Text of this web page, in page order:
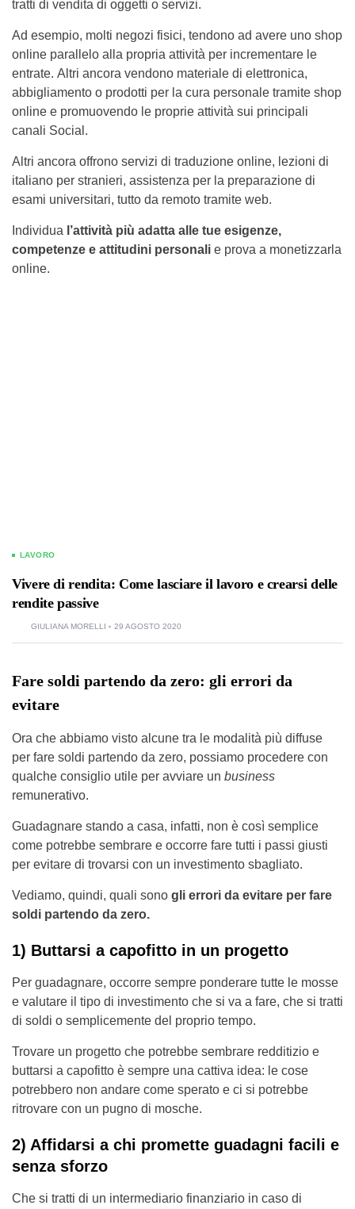
tratti di vendita di oggetti o servizi.
Ad esempio, molti negozi fisici, tendono ad avere uno shop
online parallelo alla propria attività per incrementare le
entrate. Altri ancora vendono materiale di elettronica,
abbigliamento o prodotti per la cura personale tramite shop
online e promuovendo le proprie attività sui principali
canali Social.
Altri ancora offrono servizi di traduzione online, lezioni di
italiano per stranieri, assistenza per la preparazione di
esami universitari, tutto da remoto tramite web.
Individua l’attività più adatta alle tue esigenze,
competenze e attitudini personali e prova a monetizzarla
online.
LAVORO
Vivere di rendita: Come lasciare il lavoro e crearsi delle
rendite passive
GIULIANA MORELLI 29 AGOSTO 2020
Fare soldi partendo da zero: gli errori da
evitare
Ora che abbiamo visto alcune tra le modalità più diffuse
per fare soldi partendo da zero, possiamo procedere con
qualche consiglio utile per avviare un business
remunerativo.
Guadagnare stando a casa, infatti, non è così semplice
come potrebbe sembrare e occorre fare tutti i passi giusti
per evitare di trovarsi con un investimento sbagliato.
Vediamo, quindi, quali sono gli errori da evitare per fare
soldi partendo da zero.
1) Buttarsi a capofitto in un progetto
Per guadagnare, occorre sempre ponderare tutte le mosse
e valutare il tipo di investimento che si va a fare, che si tratti
di soldi o semplicemente del proprio tempo.
Trovare un progetto che potrebbe sembrare redditizio e
buttarsi a capofitto è sempre una cattiva idea: le cose
potrebbero non andare come sperato e ci si potrebbe
ritrovare con un pugno di mosche.
2) Affidarsi a chi promette guadagni facili e
senza sforzo
Che si tratti di un intermediario finanziario in caso di